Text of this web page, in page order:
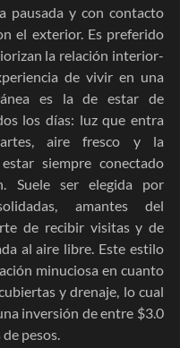
pausada y con contacto
el exterior. Es preferido
la relación interior-
de vivir en una
es la de estar de
los días: luz que entra
aire fresco y la
siempre conectado
Suele ser elegida por
amantes del
de recibir visitas y de
al aire libre. Este estilo
minuciosa en cuanto
y drenaje, lo cual
inversión de entre $3.0
pesos.